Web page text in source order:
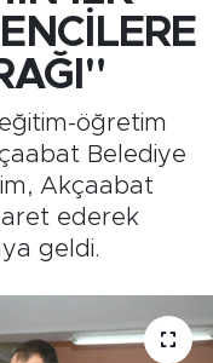
öğretim
Belediye
Akçaabat
ederek
geldi.